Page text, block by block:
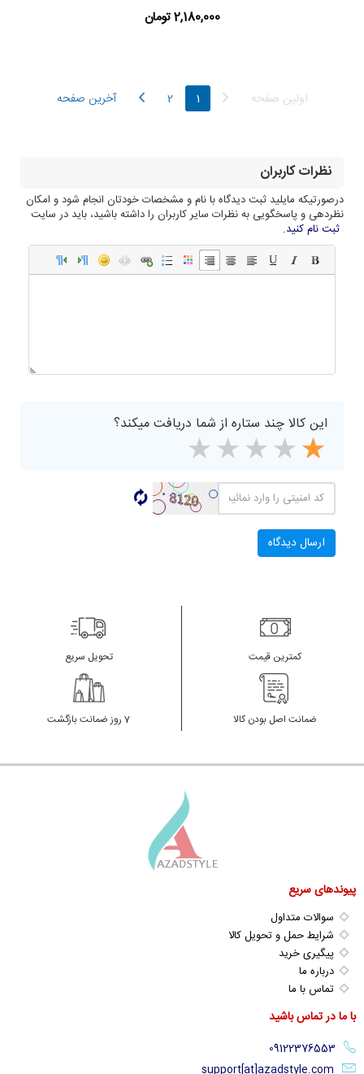
2,180,000 تومان
اولین صفحه 1
2 آخرین صفحه
نظرات کاربران
درصورتیکه مایلید ثبت دیدگاه با نام و مشخصات خودتان انجام شود و امکان
نظردهی و پاسخگویی به نظرات سایر کاربران را داشته باشید، باید در سایت
ثبت نام کنید.
این کالا چند ستاره از شما دریافت میکند؟
کمترین قیمت تحویل سریع
ضمانت اصل بودن کالا 7 روز ضمانت بازگشت
پیوندهای سریع
سوالات متداول
شرایط حمل و تحویل کالا
پیگیری خرید
درباره ما
تماس با ما
با ما در تماس باشید
support[at]azadstyle.com